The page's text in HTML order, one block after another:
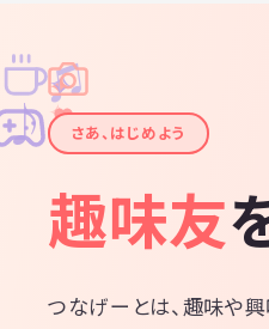
✦
✦
✧
✧
♪
♫
さあ、はじめよう
趣味友
つなげーとは、趣味や興